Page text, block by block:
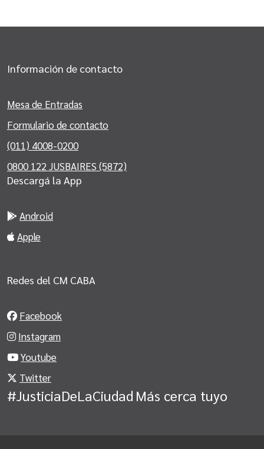
Información de contacto
Mesa de Entradas
Formulario de contacto
(011) 4008-0200
0800 122 JUSBAIRES (5872)
Descargá la App
Android
Apple
Redes del CM CABA
Facebook
Instagram
Youtube
Twitter
#JusticiaDeLaCiudad Más cerca tuyo